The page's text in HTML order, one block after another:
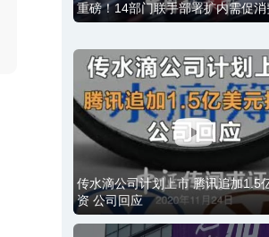
重磅！14部门联手部署扩内需促消
传水滴公司计划上市 腾讯追加1.5
资 公司回应